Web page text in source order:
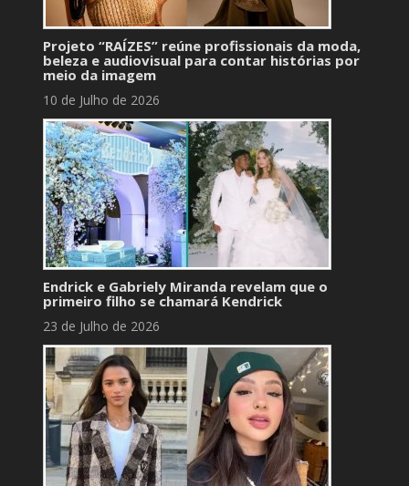
Projeto “RAÍZES” reúne profissionais da moda,
beleza e audiovisual para contar histórias por
meio da imagem
10 de Julho de 2026
Endrick e Gabriely Miranda revelam que o
primeiro filho se chamará Kendrick
23 de Julho de 2026